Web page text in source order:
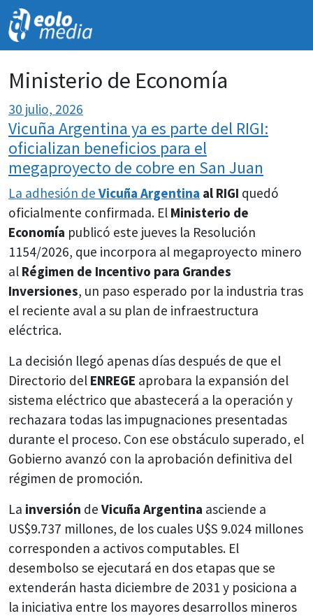
Ministerio de Economía
30 julio, 2026
Vicuña Argentina ya es parte del RIGI:
oficializan beneficios para el
megaproyecto de cobre en San Juan
La adhesión de Vicuña Argentina al RIGI quedó
oficialmente confirmada. El Ministerio de
Economía publicó este jueves la Resolución
1154/2026, que incorpora al megaproyecto minero
al Régimen de Incentivo para Grandes
Inversiones, un paso esperado por la industria tras
el reciente aval a su plan de infraestructura
eléctrica.
La decisión llegó apenas días después de que el
Directorio del ENREGE aprobara la expansión del
sistema eléctrico que abastecerá a la operación y
rechazara todas las impugnaciones presentadas
durante el proceso. Con ese obstáculo superado, el
Gobierno avanzó con la aprobación definitiva del
régimen de promoción.
La inversión de Vicuña Argentina asciende a
US$9.737 millones, de los cuales U$S 9.024 millones
corresponden a activos computables. El
desembolso se ejecutará en dos etapas que se
extenderán hasta diciembre de 2031 y posiciona a
la iniciativa entre los mayores desarrollos mineros